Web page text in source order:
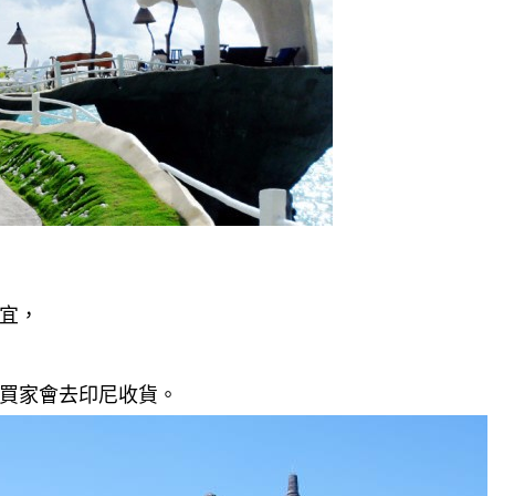
，
家會去印尼收貨。